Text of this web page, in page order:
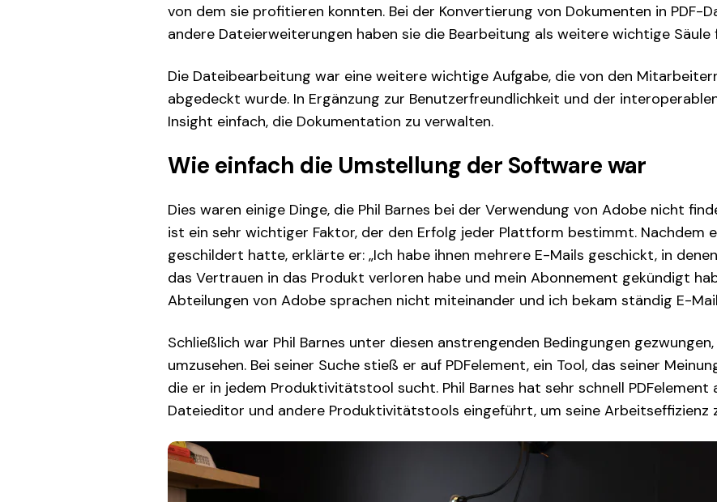
von dem sie profitieren konnten. Bei der Konvertierung von Dokumenten in PDF-
andere Dateierweiterungen haben sie die Bearbeitung als weitere wichtige
Die Dateibearbeitung war eine weitere wichtige Aufgabe, die von den
abgedeckt wurde. In Ergänzung zur Benutzerfreundlichkeit und der
Insight einfach, die Dokumentation zu verwalten.
Wie einfach die Umstellung der Software war
Dies waren einige Dinge, die Phil Barnes bei der Verwendung von Adobe nicht
ist ein sehr wichtiger Faktor, der den Erfolg jeder Plattform bestimmt. Nachdem
geschildert hatte, erklärte er: „Ich habe ihnen mehrere E-Mails geschickt, in
das Vertrauen in das Produkt verloren habe und mein Abonnement gekündigt
Abteilungen von Adobe sprachen nicht miteinander und ich bekam ständig E-
Schließlich war Phil Barnes unter diesen anstrengenden Bedingungen
umzusehen. Bei seiner Suche stieß er auf PDFelement, ein Tool, das seiner
die er in jedem Produktivitätstool sucht. Phil Barnes hat sehr schnell PDFelement
Dateieditor und andere Produktivitätstools eingeführt, um seine Arbeitseffizienz